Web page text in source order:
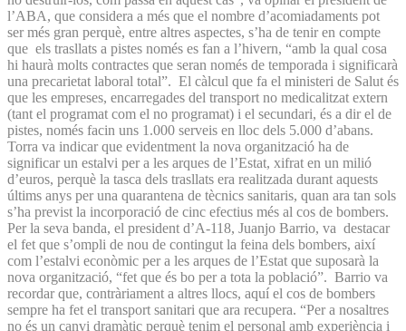
l’ABA, que considera a més que el nombre d’acomiadaments pot
ser més gran perquè, entre altres aspectes, s’ha de tenir en compte
que els trasllats a pistes només es fan a l’hivern, “amb la qual cosa
hi haurà molts contractes que seran només de temporada i significarà
una precarietat laboral total”. El càlcul que fa el ministeri de Salut és
que les empreses, encarregades del transport no medicalitzat extern
(tant el programat com el no programat) i el secundari, és a dir el de
pistes, només facin uns 1.000 serveis en lloc dels 5.000 d’abans.
Torra va indicar que evidentment la nova organització ha de
significar un estalvi per a les arques de l’Estat, xifrat en un milió
d’euros, perquè la tasca dels trasllats era realitzada durant aquests
últims anys per una quarantena de tècnics sanitaris, quan ara tan sols
s’ha previst la incorporació de cinc efectius més al cos de bombers.
Per la seva banda, el president d’A-118, Juanjo Barrio, va destacar
el fet que s’ompli de nou de contingut la feina dels bombers, així
com l’estalvi econòmic per a les arques de l’Estat que suposarà la
nova organització, “fet que és bo per a tota la població”. Barrio va
recordar que, contràriament a altres llocs, aquí el cos de bombers
sempre ha fet el transport sanitari que ara recupera. “Per a nosaltres
no és un canvi dramàtic perquè tenim el personal amb experiència i